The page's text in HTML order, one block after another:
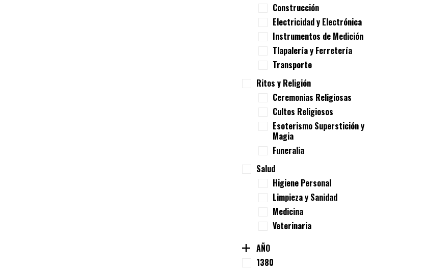
Construcción
Electricidad y Electrónica
Instrumentos de Medición
Tlapalería y Ferretería
Transporte
Ritos y Religión
Ceremonias Religiosas
Cultos Religiosos
Esoterismo Superstición y
Magia
Funeralia
Salud
Higiene Personal
Limpieza y Sanidad
Medicina
Veterinaria
AÑO
1380